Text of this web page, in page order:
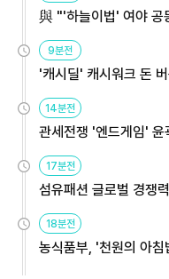
與 "'하늘이법' 여야 공
9분전
'캐시딜' 캐시워크 돈
14분전
관세전쟁 '엔드게임'
용해야
17분전
섬유패션 글로벌 경쟁
원
18분전
농식품부, '천원의 아